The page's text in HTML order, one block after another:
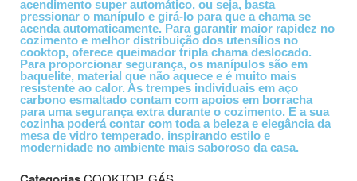
acendimento super automático, ou seja, basta
pressionar o manípulo e girá-lo para que a chama se
acenda automaticamente. Para garantir maior rapidez no
cozimento e melhor distribuição dos utensílios no
cooktop, oferece queimador tripla chama deslocado.
Para proporcionar segurança, os manípulos são em
baquelite, material que não aquece e é muito mais
resistente ao calor. As trempes individuais em aço
carbono esmaltado contam com apoios em borracha
para uma segurança extra durante o cozimento. E a sua
cozinha poderá contar com toda a beleza e elegância da
mesa de vidro temperado, inspirando estilo e
modernidade no ambiente mais saboroso da casa.